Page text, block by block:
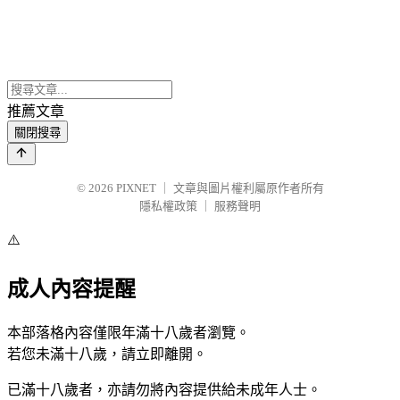
推薦文章
關閉搜尋
© 2026 PIXNET
文章與圖片權利屬原作者所有
隱私權政策
服務聲明
⚠️
成人內容提醒
本部落格內容僅限年滿十八歲者瀏覽。
若您未滿十八歲，請立即離開。
已滿十八歲者，亦請勿將內容提供給未成年人士。